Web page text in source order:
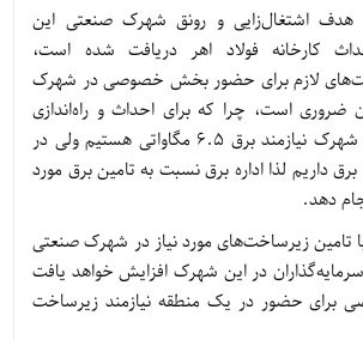
هدف اشتغال‌زایی و رونق شهرک صنعتی این
کارخانه فولاد اهر دریافت شده است،
لازم برای حضور بخش خصوصی در شهرک
است، چرا که برای احداث و راه‌اندازی
کارخانه فولاد در این شهرک نیازمند برق 6.5 مگاواتی هستیم ولی در
4 مگاوات برق داریم لذا اداره برق نسبت به تامین برق مورد
دهد.
تامین زیرساخت‌های مورد نیاز در شهرک صنعتی
در این شهرک افزایش خواهد یافت
حضور در یک منطقه نیازمند زیرساخت